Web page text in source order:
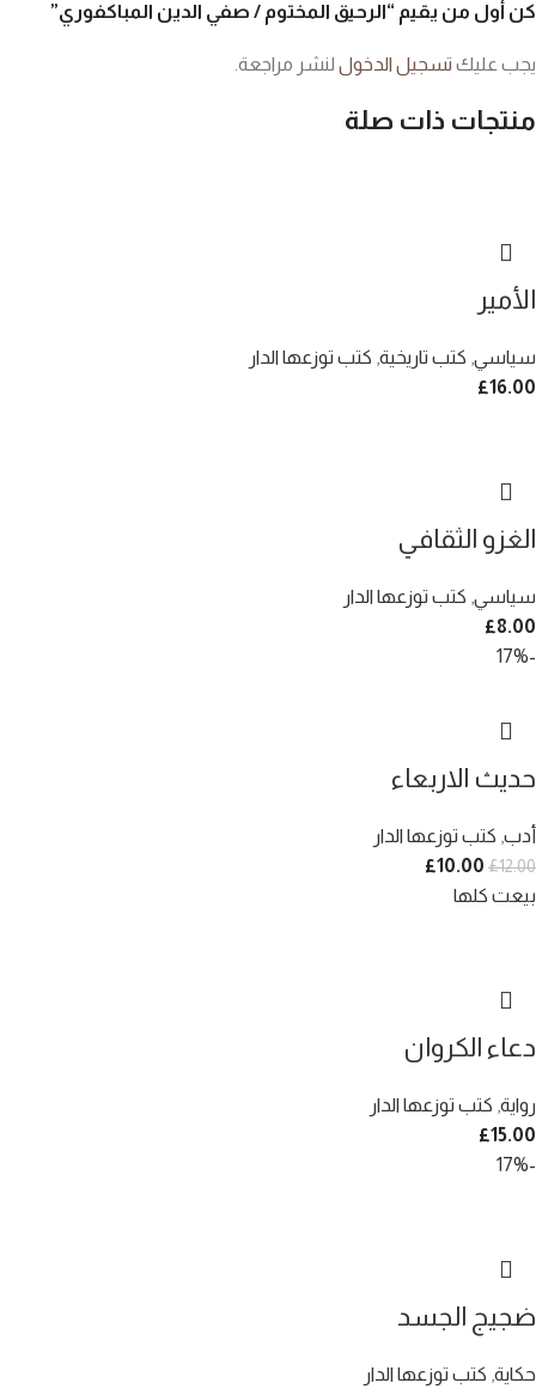
كن أول من يقيم “الرحيق المختوم / صفي الدين المباكفوري”
يجب عليك تسجيل الدخول لنشر مراجعة.
منتجات ذات صلة
الأمير
سياسي كتب تاريخية كتب توزعها الدار
£16.00
الغزو الثقافي
سياسي كتب توزعها الدار
£8.00
-17%
حديث الاربعاء
أدب كتب توزعها الدار
£12.00
£10.00
بيعت كلها
دعاء الكروان
رواية كتب توزعها الدار
£15.00
-17%
ضجيج الجسد
حكاية كتب توزعها الدار